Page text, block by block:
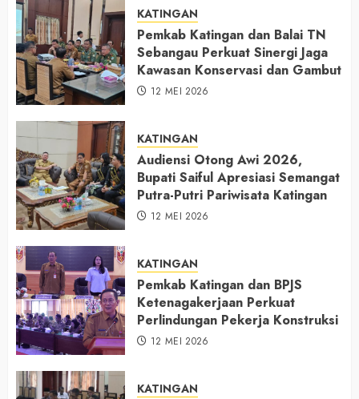
KATINGAN
Pemkab Katingan dan Balai TN
Sebangau Perkuat Sinergi Jaga
Kawasan Konservasi dan Gambut
12 MEI 2026
KATINGAN
Audiensi Otong Awi 2026,
Bupati Saiful Apresiasi Semangat
Putra-Putri Pariwisata Katingan
12 MEI 2026
KATINGAN
Pemkab Katingan dan BPJS
Ketenagakerjaan Perkuat
Perlindungan Pekerja Konstruksi
12 MEI 2026
KATINGAN